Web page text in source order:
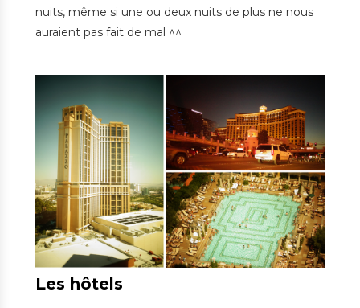
nuits, même si une ou deux nuits de plus ne nous
auraient pas fait de mal ^^
Les hôtels